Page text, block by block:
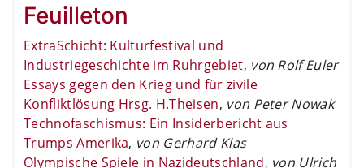
Feuilleton
ExtraSchicht: Kulturfestival und
Industriegeschichte im Ruhrgebiet, von Rolf Euler
Essays gegen den Krieg und für zivile
Konfliktlösung Hrsg. H.Theisen, von Peter Nowak
Technofaschismus: Ein Insiderbericht aus
Trumps Amerika, von Gerhard Klas
Olympische Spiele in Nazideutschland, von Ulrich